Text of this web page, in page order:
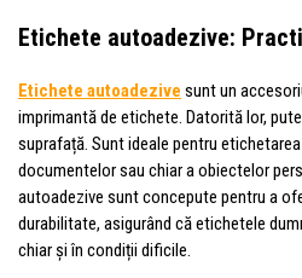
Etichete autoadezive:
Etichete autoadezive sunt un
imprimantă de etichete. Datorită lor,
suprafață. Sunt ideale pentru
documentelor sau chiar a obiectelor
autoadezive sunt concepute pentru a
durabilitate, asigurând că etichetele
chiar și în condiții dificile.